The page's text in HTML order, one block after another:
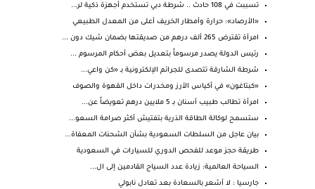
تسببت في 108 حادث .. شرطة دبي تستخدم أجهزة ذكية لر...
«الأرصاد»: حرارة وأمطار الخريف أعلى من المعدل الطبيعي
امرأة تقترض 265 ألف درهم من صديقتها بضمان شيك دون ...
رئيس الدولة يصدر مرسوماً بتعديل بعض أحكام المرسوم ...
شرطة الشارقة تتصدى للجرائم الإلكترونية بـ «كن واعي...
«كبتاغون» في أكياس الأرز ومخدرات داخل القهوة والصوف
امرأة تطالب طبيب أسنان بـ 5 ملايين درهم تعويضاً عن...
ستسمح لوكالة الطاقة الذرية بتفتيش أكثر صرامة السعو...
بيان عاجل من السلطات السعودية بشأن الشحنات المعفاة...
طريقة حجز موعد للفحص الدوري للسيارات في السعودية
السياحة العالمية: زيادة عدد السياح القادمين إلى ال...
جارسيا : لا أشعر بالسعادة بعد تعادل نابولي